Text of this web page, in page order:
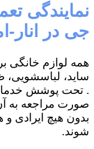
نمایندگی
جی در انار-
همه لوازم خانگی
ساید، لباسشویی،
. تحت پوشش
صورت مراجعه به
بدون هیچ ایرادی و
شوند.